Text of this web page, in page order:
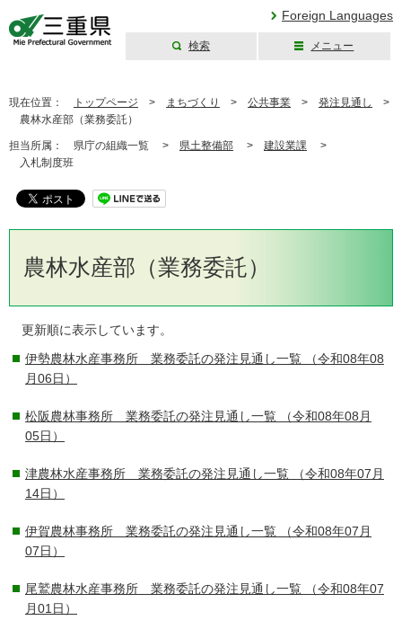
Foreign Languages
検索 メニュー
現在位置： トップページ > まちづくり > 公共事業 > 発注見通し
>
農林水産部（業務委託）
担当所属： 県庁の組織一覧 > 県土整備部 > 建設業課 >
入札制度班
農林水産部（業務委託）
更新順に表示しています。
伊勢農林水産事務所 業務委託の発注見通し一覧 （令和08年08
月06日）
松阪農林事務所 業務委託の発注見通し一覧 （令和08年08月
05日）
津農林水産事務所 業務委託の発注見通し一覧 （令和08年07月
14日）
伊賀農林事務所 業務委託の発注見通し一覧 （令和08年07月
07日）
尾鷲農林水産事務所 業務委託の発注見通し一覧 （令和08年07
月01日）